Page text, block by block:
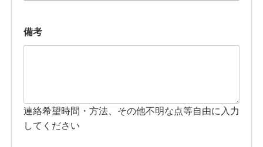
備考
連絡希望時間・方法、その他不明な点等自由に入力
してください